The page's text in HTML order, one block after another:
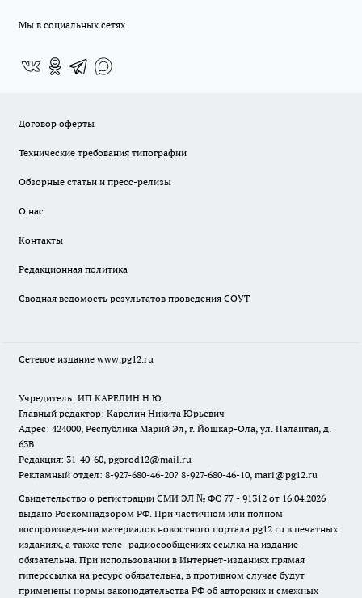
Мы в социальных сетях
Договор оферты
Технические требования типографии
Обзорные статьи и пресс-релизы
О нас
Контакты
Редакционная политика
Сводная ведомость результатов проведения СОУТ
Сетевое издание www.pg12.ru
Учредитель: ИП КАРЕЛИН Н.Ю.
Главный редактор: Карелин Никита Юрьевич
Адрес: 424000, Республика Марий Эл, г. Йошкар-Ола, ул. Палантая, д.
63В
Редакция: 31-40-60, pgorod12@mail.ru
Рекламный отдел: 8-927-680-46-20? 8-927-680-46-10, mari@pg12.ru
Свидетельство о регистрации СМИ ЭЛ № ФС 77 - 91312 от 16.04.2026
выдано Роскомнадзором РФ. При частичном или полном
воспроизведении материалов новостного портала pg12.ru в печатных
изданиях, а также теле- радиосообщениях ссылка на издание
обязательна. При использовании в Интернет-изданиях прямая
гиперссылка на ресурс обязательна, в противном случае будут
применены нормы законодательства РФ об авторских и смежных